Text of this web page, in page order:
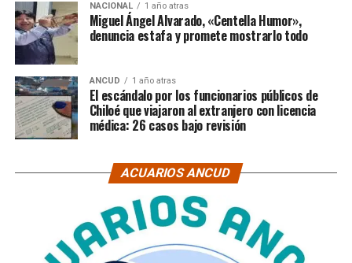
NACIONAL 1 año atras
Miguel Ángel Alvarado, «Centella Humor»,
denuncia estafa y promete mostrarlo todo
ANCUD 1 año atras
El escándalo por los funcionarios públicos de
Chiloé que viajaron al extranjero con licencia
médica: 26 casos bajo revisión
ACUARIOS ANCUD